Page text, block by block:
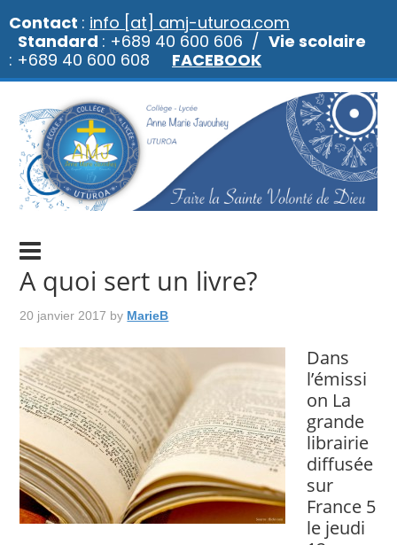
A quoi sert un livre?
20 janvier 2017 by MarieB
Dans
l’émissi
on La
grande
librairie
diffusée
sur
France 5
le jeudi
Contact : info [at] amj-uturoa.com
Standard : +689 40 600 606 / Vie scolaire
: +689 40 600 608 FACEBOOK